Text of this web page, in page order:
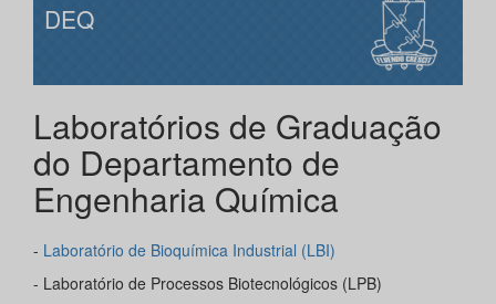
DEQ
Laboratórios de Graduação
do Departamento de
Engenharia Química
- Laboratório de Bioquímica Industrial (LBI)
- Laboratório de Processos Biotecnológicos (LPB)